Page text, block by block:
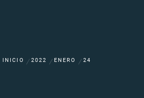
INICIO 2022 ENERO 24